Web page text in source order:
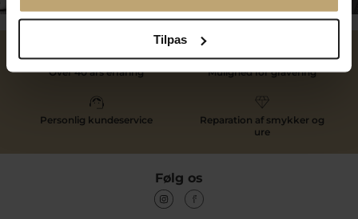
Tilpas
Over 40 års erfaring Mulighed for gravering
Personlig kundeservice
Reparation af smykker og
ure
Følg os